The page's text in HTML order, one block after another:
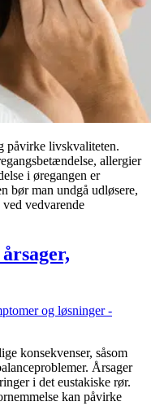
påvirke livskvaliteten.
allergier
i øregangen er
bør man undgå udløsere,
vedvarende
konsekvenser, såsom
Årsager
i det eustakiske rør.
kan påvirke